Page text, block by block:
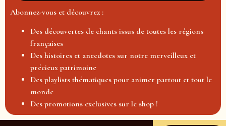
Abonnez-vous et découvrez :
Des découvertes de chants issus de toutes les régions
françaises
Des histoires et anecdotes sur notre merveilleux et
précieux patrimoine
Des playlists thématiques pour animer partout et tout le
monde
Des promotions exclusives sur le shop !